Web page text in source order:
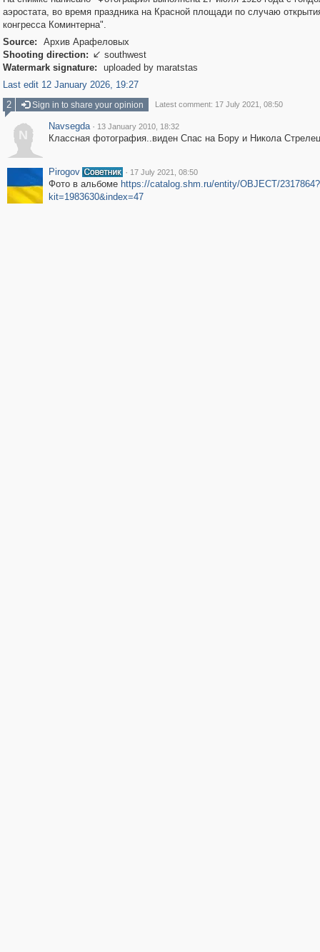
аэростата, во время праздника на Красной площади по случаю
конгресса Коминтерна".
Source:
Архив Арафеловых
Shooting direction:  southwest
Watermark signature:
uploaded by maratstas
Last edit 12 January 2026, 19:27
2
Sign in to share your opinion Latest comment: 17 July 2021, 08:50
N
Navsegda · 13 January 2010, 18:32
Классная фотография..виден Спас на Бору и Никола
Pirogov · 17 July 2021, 08:50
Фото в альбоме https://catalog.shm.ru/entity/OBJECT/2317864?
kit=1983630&index=47